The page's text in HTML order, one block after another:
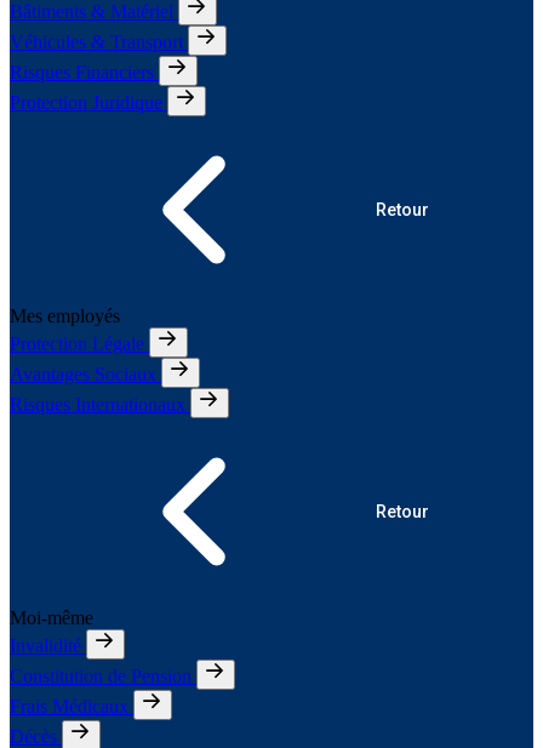
Bâtiments & Matériel
Véhicules & Transport
Risques Financiers
Protection Juridique
Retour
Mes employés
Protection Légale
Avantages Sociaux
Risques Internationaux
Retour
Moi-même
Invalidité
Constitution de Pension
Frais Médicaux
Décès